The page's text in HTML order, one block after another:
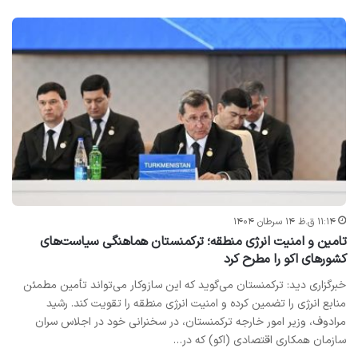
۱۱:۱۴ ق.ظ ۱۴ سرطان ۱۴۰۴
تامین و امنیت انرژی منطقه؛ ترکمنستان هماهنگی سیاست‌های
کشورهای اکو را مطرح کرد
خبرگزاری دید: ترکمنستان می‌گوید که این سازوکار می‌تواند تأمین مطمئن
منابع انرژی را تضمین کرده و امنیت انرژی منطقه را تقویت کند. رشید
مرادوف، وزیر امور خارجه ترکمنستان، در سخنرانی خود در اجلاس سران
سازمان همکاری اقتصادی (اکو) که در…